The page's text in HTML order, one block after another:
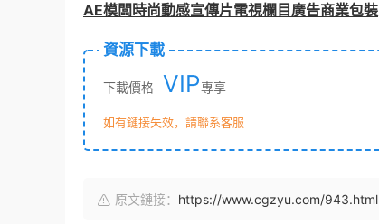
AE模闆時尚動感宣傳片電視欄目廣告商業包裝
資源下載
下載價格 VIP專享
如有鏈接失效，請聯系客服
原文鏈接： https://www.cgzyu.com/943.html